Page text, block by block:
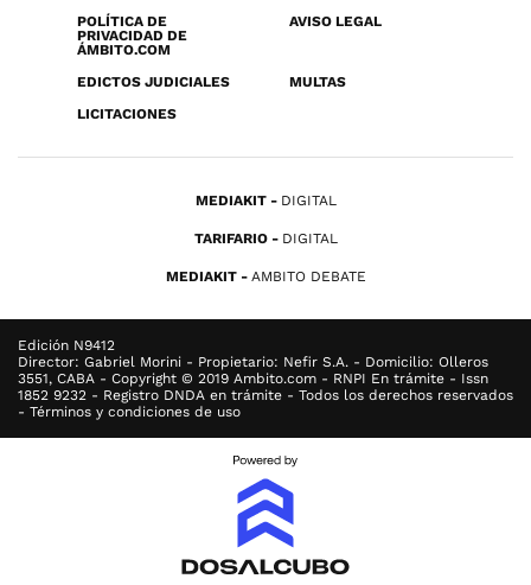
POLÍTICA DE
PRIVACIDAD DE
ÁMBITO.COM
AVISO LEGAL
EDICTOS JUDICIALES
MULTAS
LICITACIONES
MEDIAKIT DIGITAL
TARIFARIO DIGITAL
MEDIAKIT AMBITO DEBATE
Edición N9412
Director: Gabriel Morini - Propietario: Nefir S.A. - Domicilio: Olleros
3551, CABA - Copyright © 2019 Ambito.com - RNPI En trámite - Issn
1852 9232 - Registro DNDA en trámite - Todos los derechos reservados
- Términos y condiciones de uso